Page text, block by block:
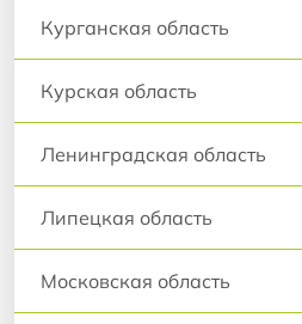
Курганская область
Курская область
Ленинградская область
Липецкая область
Московская область